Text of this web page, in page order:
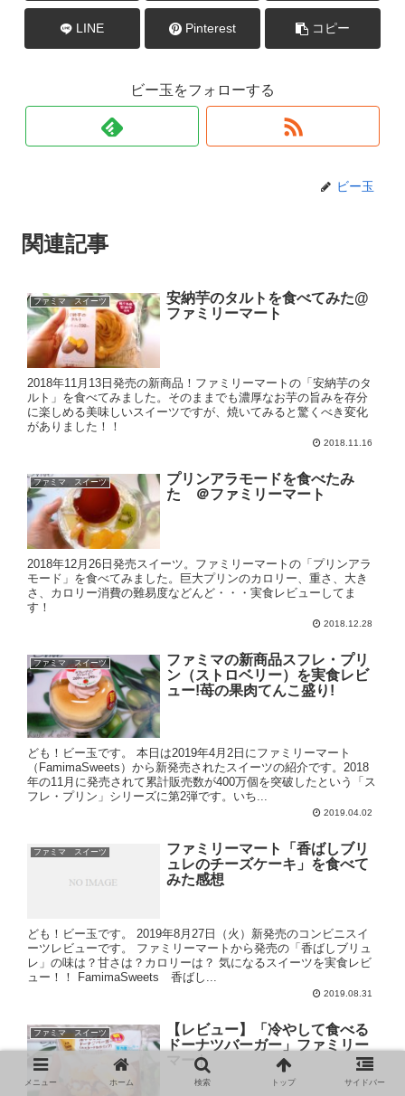
LINE Pinterest コピー
ビー玉をフォローする
ビー玉
関連記事
ファミマ スイーツ
安納芋のタルトを食べてみた@
ファミリーマート
2018年11月13日発売の新商品！ファミリーマートの「安納芋のタ
ルト」を食べてみました。そのままでも濃厚なお芋の旨みを存分
に楽しめる美味しいスイーツですが、焼いてみると驚くべき変化
がありました！！
2018.11.16
ファミマ スイーツ
プリンアラモードを食べたみ
た ＠ファミリーマート
2018年12月26日発売スイーツ。ファミリーマートの「プリンアラ
モード」を食べてみました。巨大プリンのカロリー、重さ、大き
さ、カロリー消費の難易度などんど・・・実食レビューしてま
す！
2018.12.28
ファミマ スイーツ
ファミマの新商品スフレ・プリ
ン（ストロベリー）を実食レビ
ュー!苺の果肉てんこ盛り!
ども！ビー玉です。 本日は2019年4月2日にファミリーマート
（FamimaSweets）から新発売されたスイーツの紹介です。2018
年の11月に発売されて累計販売数が400万個を突破したという「ス
フレ・プリン」シリーズに第2弾です。いち...
2019.04.02
ファミマ スイーツ
ファミリーマート「香ばしブリ
ュレのチーズケーキ」を食べて
みた感想
ども！ビー玉です。 2019年8月27日（火）新発売のコンビニスイ
ーツレビューです。 ファミリーマートから発売の「香ばしブリュ
レ」の味は？甘さは？カロリーは？ 気になるスイーツを実食レビ
ュー！！ FamimaSweets 香ばし...
2019.08.31
ファミマ スイーツ
【レビュー】「冷やして食べる
ドーナツバーガー」ファミリー
マート
メニュー ホーム 検索 トップ サイドバー